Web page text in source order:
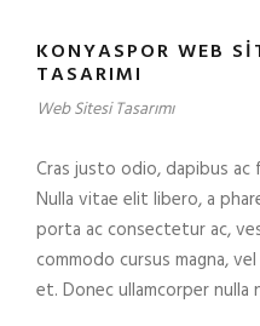
KONYASPOR WEB
TASARIMI
Web Sitesi Tasarımı
Cras justo odio, dapibus ac
Nulla vitae elit libero, a
porta ac consectetur ac,
commodo cursus magna,
et. Donec ullamcorper